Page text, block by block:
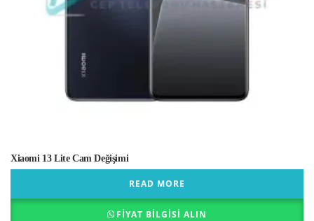
Xiaomi 13 Lite Cam Değişimi
READ MORE
FIYAT BILGISI ALIN